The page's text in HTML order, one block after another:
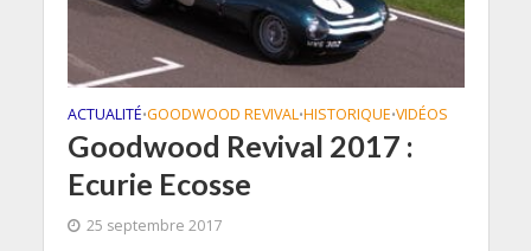
ACTUALITÉ•GOODWOOD REVIVAL•HISTORIQUE•VIDÉOS
Goodwood Revival 2017 :
Ecurie Ecosse
25 septembre 2017